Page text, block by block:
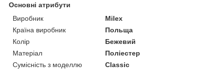
Основні атрибути
Виробник
Milex
Країна виробник
Польща
Колір
Бежевий
Матеріал
Поліестер
Сумісність з моделлю
Classic